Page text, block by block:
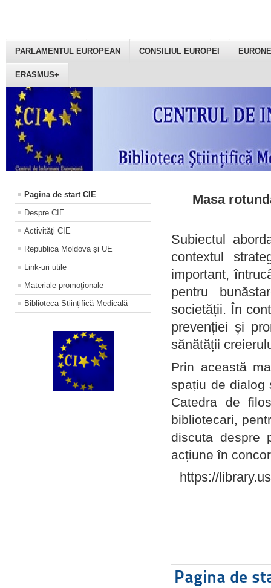
PARLAMENTUL EUROPEAN CONSILIUL EUROPEI
ERASMUS+
Pagina de start CIE
Despre CIE
Activități CIE
Republica Moldova și UE
Link-uri utile
Materiale promoţionale
Biblioteca Științifică Medicală
Masa
Subiectul
contextul
important,
pentru
societății. În
prevenției și
sănătății
Prin această
spațiu de dialog
Catedra de
bibliotecari,
discuta despre
acțiune în
https://
Pagina de